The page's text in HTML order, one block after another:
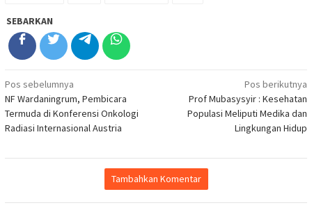
SEBARKAN
Navigasi
pos
Pos sebelumnya
NF Wardaningrum, Pembicara
Termuda di Konferensi Onkologi
Radiasi Internasional Austria
Pos berikutnya
Prof Mubasysyir : Kesehatan
Populasi Meliputi Medika dan
Lingkungan Hidup
Tambahkan Komentar